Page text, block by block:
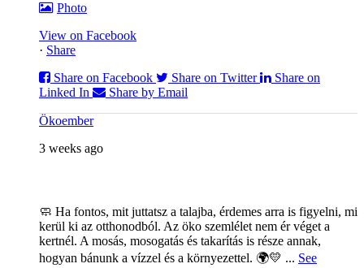
Photo
View on Facebook
· Share
Share on Facebook
Share on Twitter
Share on
Linked In
Share by Email
Ökoember
3 weeks ago
🧼 Ha fontos, mit juttatsz a talajba, érdemes arra is figyelni, mi
kerül ki az otthonodból. Az öko szemlélet nem ér véget a
kertnél. A mosás, mosogatás és takarítás is része annak,
hogyan bánunk a vízzel és a környezettel. 🌍💛 ... See